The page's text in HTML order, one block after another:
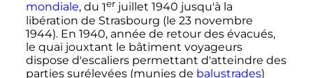
mondiale, du 1erjuillet 1940 jusqu'à la
libération de Strasbourg (le 23 novembre
1944). En 1940, année de retour des évacués,
le quai jouxtant le bâtiment voyageurs
dispose d'escaliers permettant d'atteindre des
parties surélevées (munies de balustrades)